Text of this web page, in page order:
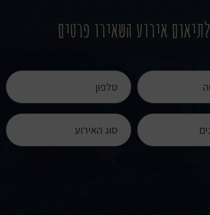
לתיאום אירוע השאירו פרטים